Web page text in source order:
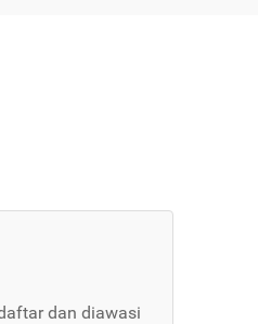
dan diawasi